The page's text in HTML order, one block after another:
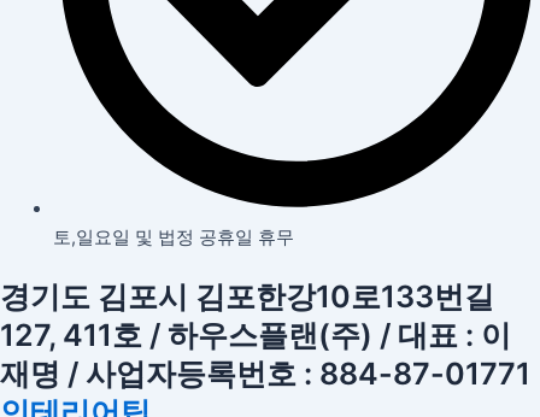
토,일요일 및 법정 공휴일 휴무
경기도 김포시 김포한강10로133번길
127, 411호 / 하우스플랜(주) / 대표 : 이
재명 / 사업자등록번호 : 884-87-01771